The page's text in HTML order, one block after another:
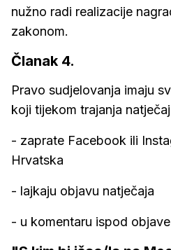
nužno radi realizacije
zakonom.
Članak 4.
Pravo sudjelovanja imaju
koji tijekom trajanja
- zaprate Facebook ili
Hrvatska
- lajkaju objavu natječaja
- u komentaru ispod